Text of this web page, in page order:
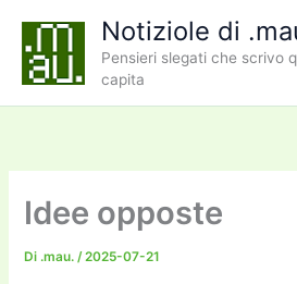
contenuto
Notiziole di
Pensieri slegati che scrivo
capita
Idee opposte
Di .mau./2025-07-21